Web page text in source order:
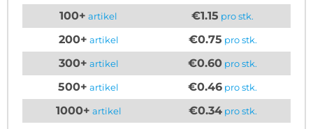
100+ artikel €1.15 pro stk.
200+ artikel €0.75 pro stk.
300+ artikel €0.60 pro stk.
500+ artikel €0.46 pro stk.
1000+ artikel €0.34pro stk.